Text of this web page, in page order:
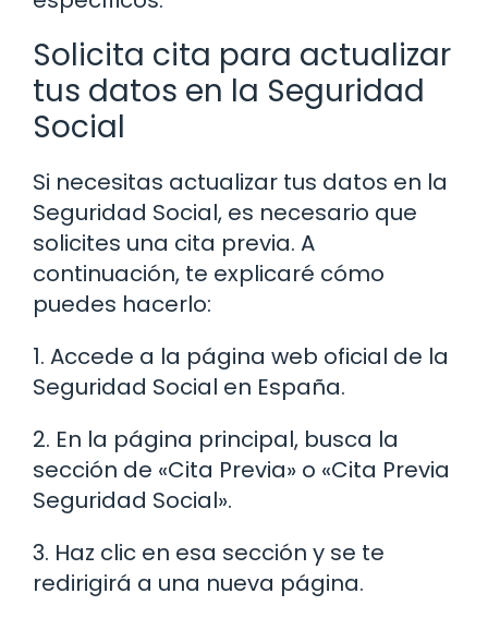
Solicita cita para actualizar
tus datos en la Seguridad
Social
Si necesitas actualizar tus datos en la
Seguridad Social, es necesario que
solicites una cita previa. A
continuación, te explicaré cómo
puedes hacerlo:
1. Accede a la página web oficial de la
Seguridad Social en España.
2. En la página principal, busca la
sección de «Cita Previa» o «Cita Previa
Seguridad Social».
3. Haz clic en esa sección y se te
redirigirá a una nueva página.